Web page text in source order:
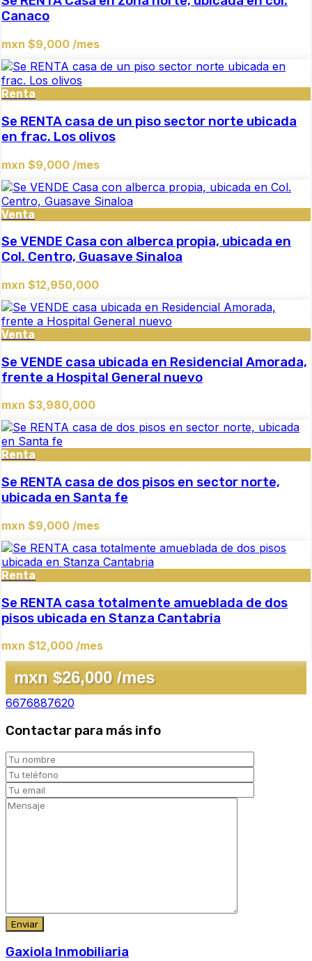
Canaco
mxn $9,000 /mes
Renta
Se RENTA casa de un piso sector norte ubicada
en frac. Los olivos
mxn $9,000 /mes
Venta
Se VENDE Casa con alberca propia, ubicada en
Col. Centro, Guasave Sinaloa
mxn $12,950,000
Venta
Se VENDE casa ubicada en Residencial Amorada,
frente a Hospital General nuevo
mxn $3,980,000
Renta
Se RENTA casa de dos pisos en sector norte,
ubicada en Santa fe
mxn $9,000 /mes
Renta
Se RENTA casa totalmente amueblada de dos
pisos ubicada en Stanza Cantabria
mxn $12,000 /mes
mxn $26,000 /mes
6676887620
Contactar para más info
Gaxiola Inmobiliaria